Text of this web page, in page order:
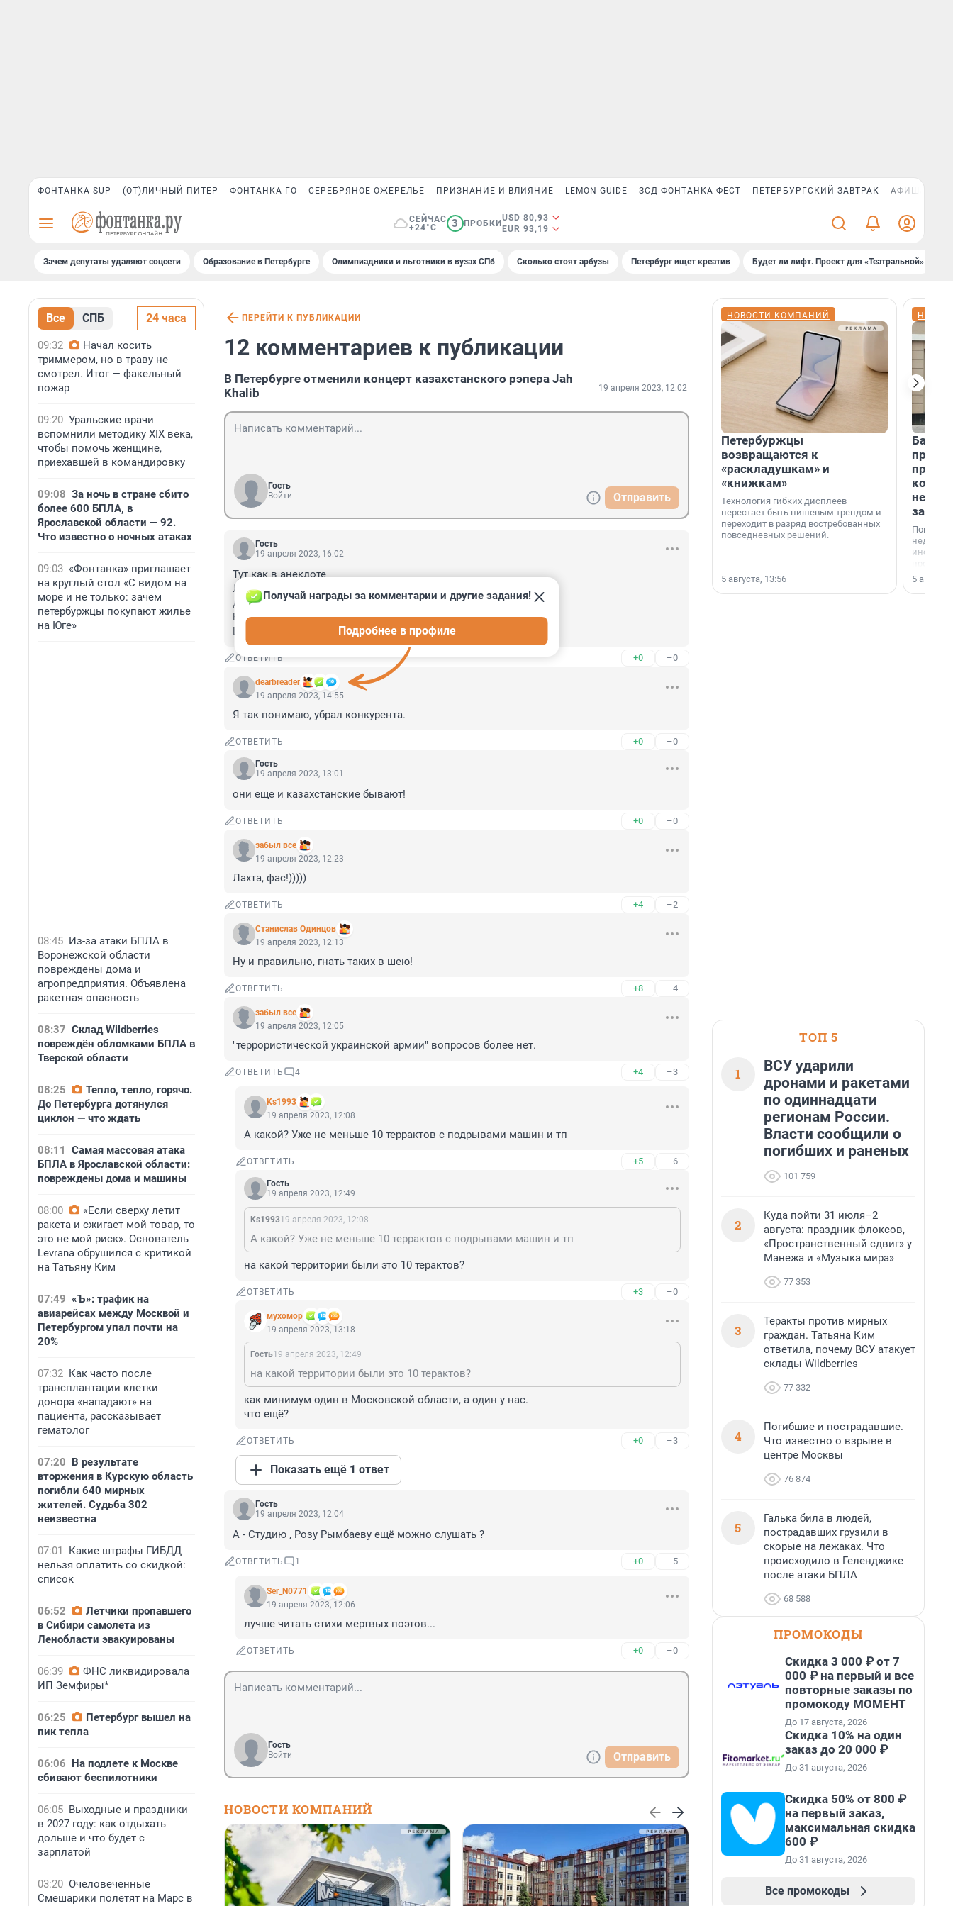
ФОНТАНКА SUP (ОТ)ЛИЧНЫЙ ПИТЕР ФОНТАНКА ГО СЕРЕБРЯНОЕ ОЖЕРЕЛЬЕ ПРИЗНАНИЕ И ВЛИЯНИЕ LEMON GUIDE ЗСД ФОНТАНКА ФЕСТ ПЕТЕРБУРГСКИЙ ЗАВТРАК АФИША PLUS
СЕЙЧАС
+24°C
3 ПРОБКИ
USD 80,93
EUR 93,19
Зачем депутаты удаляют соцсети Образование в Петербурге Олимпиадники и льготники в вузах СПб Сколько стоят арбузы Петербург ищет креатив Будет ли лифт. Проект для «Театральной»
Все СПБ 24 часа
09:32
Начал косить
триммером, но в траву не
смотрел. Итог — факельный
пожар
09:20 Уральские врачи
вспомнили методику XIX века,
чтобы помочь женщине,
приехавшей в командировку
09:08 За ночь в стране сбито
более 600 БПЛА, в
Ярославской области — 92.
Что известно о ночных атаках
09:03 «Фонтанка» приглашает
на круглый стол «С видом на
море и не только: зачем
петербуржцы покупают жилье
на Юге»
08:45 Из-за атаки БПЛА в
Воронежской области
повреждены дома и
агропредприятия. Объявлена
ракетная опасность
08:37 Склад Wildberries
повреждён обломками БПЛА в
Тверской области
08:25
Тепло, тепло, горячо.
До Петербурга дотянулся
циклон — что ждать
08:11
Самая массовая атака
БПЛА в Ярославской области:
повреждены дома и машины
08:00
«Если сверху летит
ракета и сжигает мой товар, то
это не мой риск». Основатель
Levrana обрушился с критикой
на Татьяну Ким
07:49 «Ъ»: трафик на
авиарейсах между Москвой и
Петербургом упал почти на
20%
07:32 Как часто после
трансплантации клетки
донора «нападают» на
пациента, рассказывает
гематолог
07:20 В результате
вторжения в Курскую область
погибли 640 мирных
жителей. Судьба 302
неизвестна
07:01
Какие штрафы ГИБДД
нельзя оплатить со скидкой:
список
06:52
Летчики пропавшего
в Сибири самолета из
Ленобласти эвакуированы
06:39
ФНС ликвидировала
ИП Земфиры*
06:25
Петербург вышел на
пик тепла
06:06 На подлете к Москве
сбивают беспилотники
06:05 Выходные и праздники
в 2027 году: как отдыхать
дольше и что будет с
зарплатой
03:20 Очеловеченные
Смешарики полетят на Марс в
ПЕРЕЙТИ К ПУБЛИКАЦИИ
12 комментариев к публикации
В Петербурге отменили концерт казахстанского рэпера Jah
Khalib
19 апреля 2023, 12:02
Гость
Войти
Отправить
Гость
19 апреля 2023, 16:02
Тут как в анекдоте
Либо крест снять либо штаны одеть
Двум богам служить нельзя
Выбрал одну сторону а зарабатывать в противоположной
Цинизм
ОТВЕТИТЬ +0 –0
dearbreader
Получай награды за комментарии и другие задания!
Подробнее в профиле
19 апреля 2023, 14:55
Я так понимаю, убрал конкурента.
ОТВЕТИТЬ +0 –0
Гость
19 апреля 2023, 13:01
они еще и казахстанские бывают!
ОТВЕТИТЬ +0 –0
забыл все
19 апреля 2023, 12:23
Лахта, фас!)))))
ОТВЕТИТЬ +4 –2
Станислав Одинцов
19 апреля 2023, 12:13
Ну и правильно, гнать таких в шею!
ОТВЕТИТЬ +8 –4
забыл все
19 апреля 2023, 12:05
"террористической украинской армии" вопросов более нет.
ОТВЕТИТЬ 4 +4 –3
Ks1993
19 апреля 2023, 12:08
А какой? Уже не меньше 10 террактов с подрывами машин и тп
ОТВЕТИТЬ +5 –6
Гость
19 апреля 2023, 12:49
Ks199319 апреля 2023, 12:08
А какой? Уже не меньше 10 террактов с подрывами машин и тп
на какой территории были это 10 терактов?
ОТВЕТИТЬ +3 –0
мухомор
19 апреля 2023, 13:18
Гость19 апреля 2023, 12:49
на какой территории были это 10 терактов?
как минимум один в Московской области, а один у нас.
что ещё?
ОТВЕТИТЬ +0 –3
Показать ещё 1 ответ
Гость
19 апреля 2023, 12:04
А - Студию , Розу Рымбаеву ещё можно слушать ?
ОТВЕТИТЬ 1 +0 –5
Ser_N0771
19 апреля 2023, 12:06
лучше читать стихи мертвых поэтов...
ОТВЕТИТЬ +0 –0
Гость
Войти
Отправить
НОВОСТИ КОМПАНИЙ
НОВОСТИ КОМПАНИЙ
Петербуржцы
возвращаются к
«раскладушкам» и
«книжкам»
Технология гибких дисплеев
перестает быть нишевым трендом и
переходит в разряд востребованных
повседневных решений.
5 августа, 13:56
Банк
Покупка
офис,
успех
5
ТОП 5
1
ВСУ ударили
дронами и ракетами
по одиннадцати
регионам России.
Власти сообщили о
погибших и раненых
101 759
2
Куда пойти 31 июля–2
августа: праздник флоксов,
«Пространственный сдвиг» у
Манежа и «Музыка мира»
77 353
3
Теракты против мирных
граждан. Татьяна Ким
ответила, почему ВСУ атакует
склады Wildberries
77 332
4
Погибшие и пострадавшие.
Что известно о взрыве в
центре Москвы
76 874
5
Галька била в людей,
пострадавших грузили в
скорые на лежаках. Что
происходило в Геленджике
после атаки БПЛА
68 588
ПРОМОКОДЫ
Скидка 3 000 ₽ от 7
000 ₽ на первый и все
повторные заказы по
промокоду МОМЕНТ
До 17 августа, 2026
Скидка 10% на один
заказ до 20 000 ₽
До 31 августа, 2026
Скидка 50% от 800 ₽
на первый заказ,
максимальная скидка
600 ₽
До 31 августа, 2026
Все промокоды